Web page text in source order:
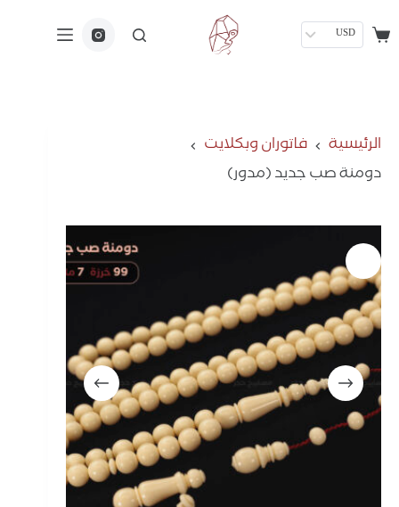
USD
الرئيسية
فاتوران وبكلايت
دومنة صب جديد (مدور)